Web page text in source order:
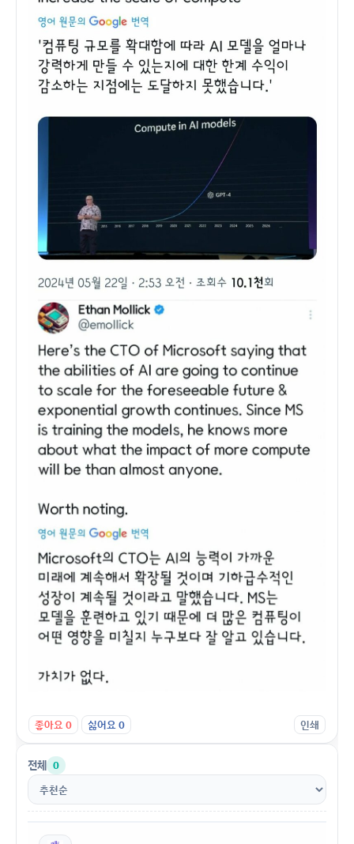
좋아요 0 싫어요 0 인쇄
전체 0